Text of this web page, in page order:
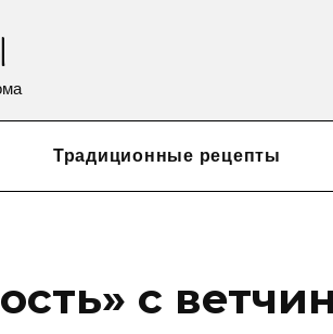
Традиционные рецепты
с